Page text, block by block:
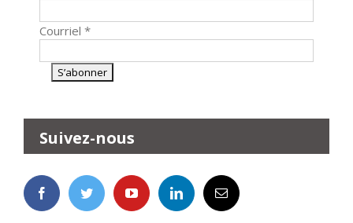
Courriel *
Suivez-nous